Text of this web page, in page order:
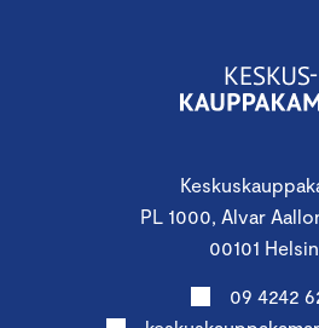
PL 1000, Alvar
00101
09 4242